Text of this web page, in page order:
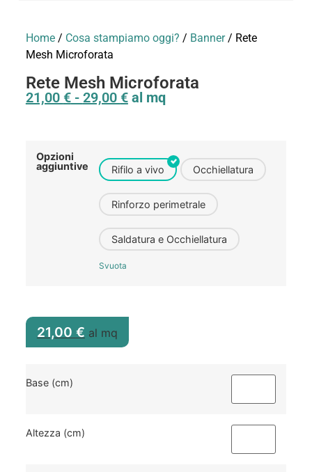
Home/ Cosa stampiamo oggi? / Banner/ Rete
Mesh Microforata
Rete Mesh Microforata
21,00 €- 29,00 €al mq
Opzioni
aggiuntive
Rifilo a vivo Occhiellatura
Rinforzo perimetrale
Saldatura e Occhiellatura
Svuota
21,00 € al mq
Base (cm)
Altezza (cm)